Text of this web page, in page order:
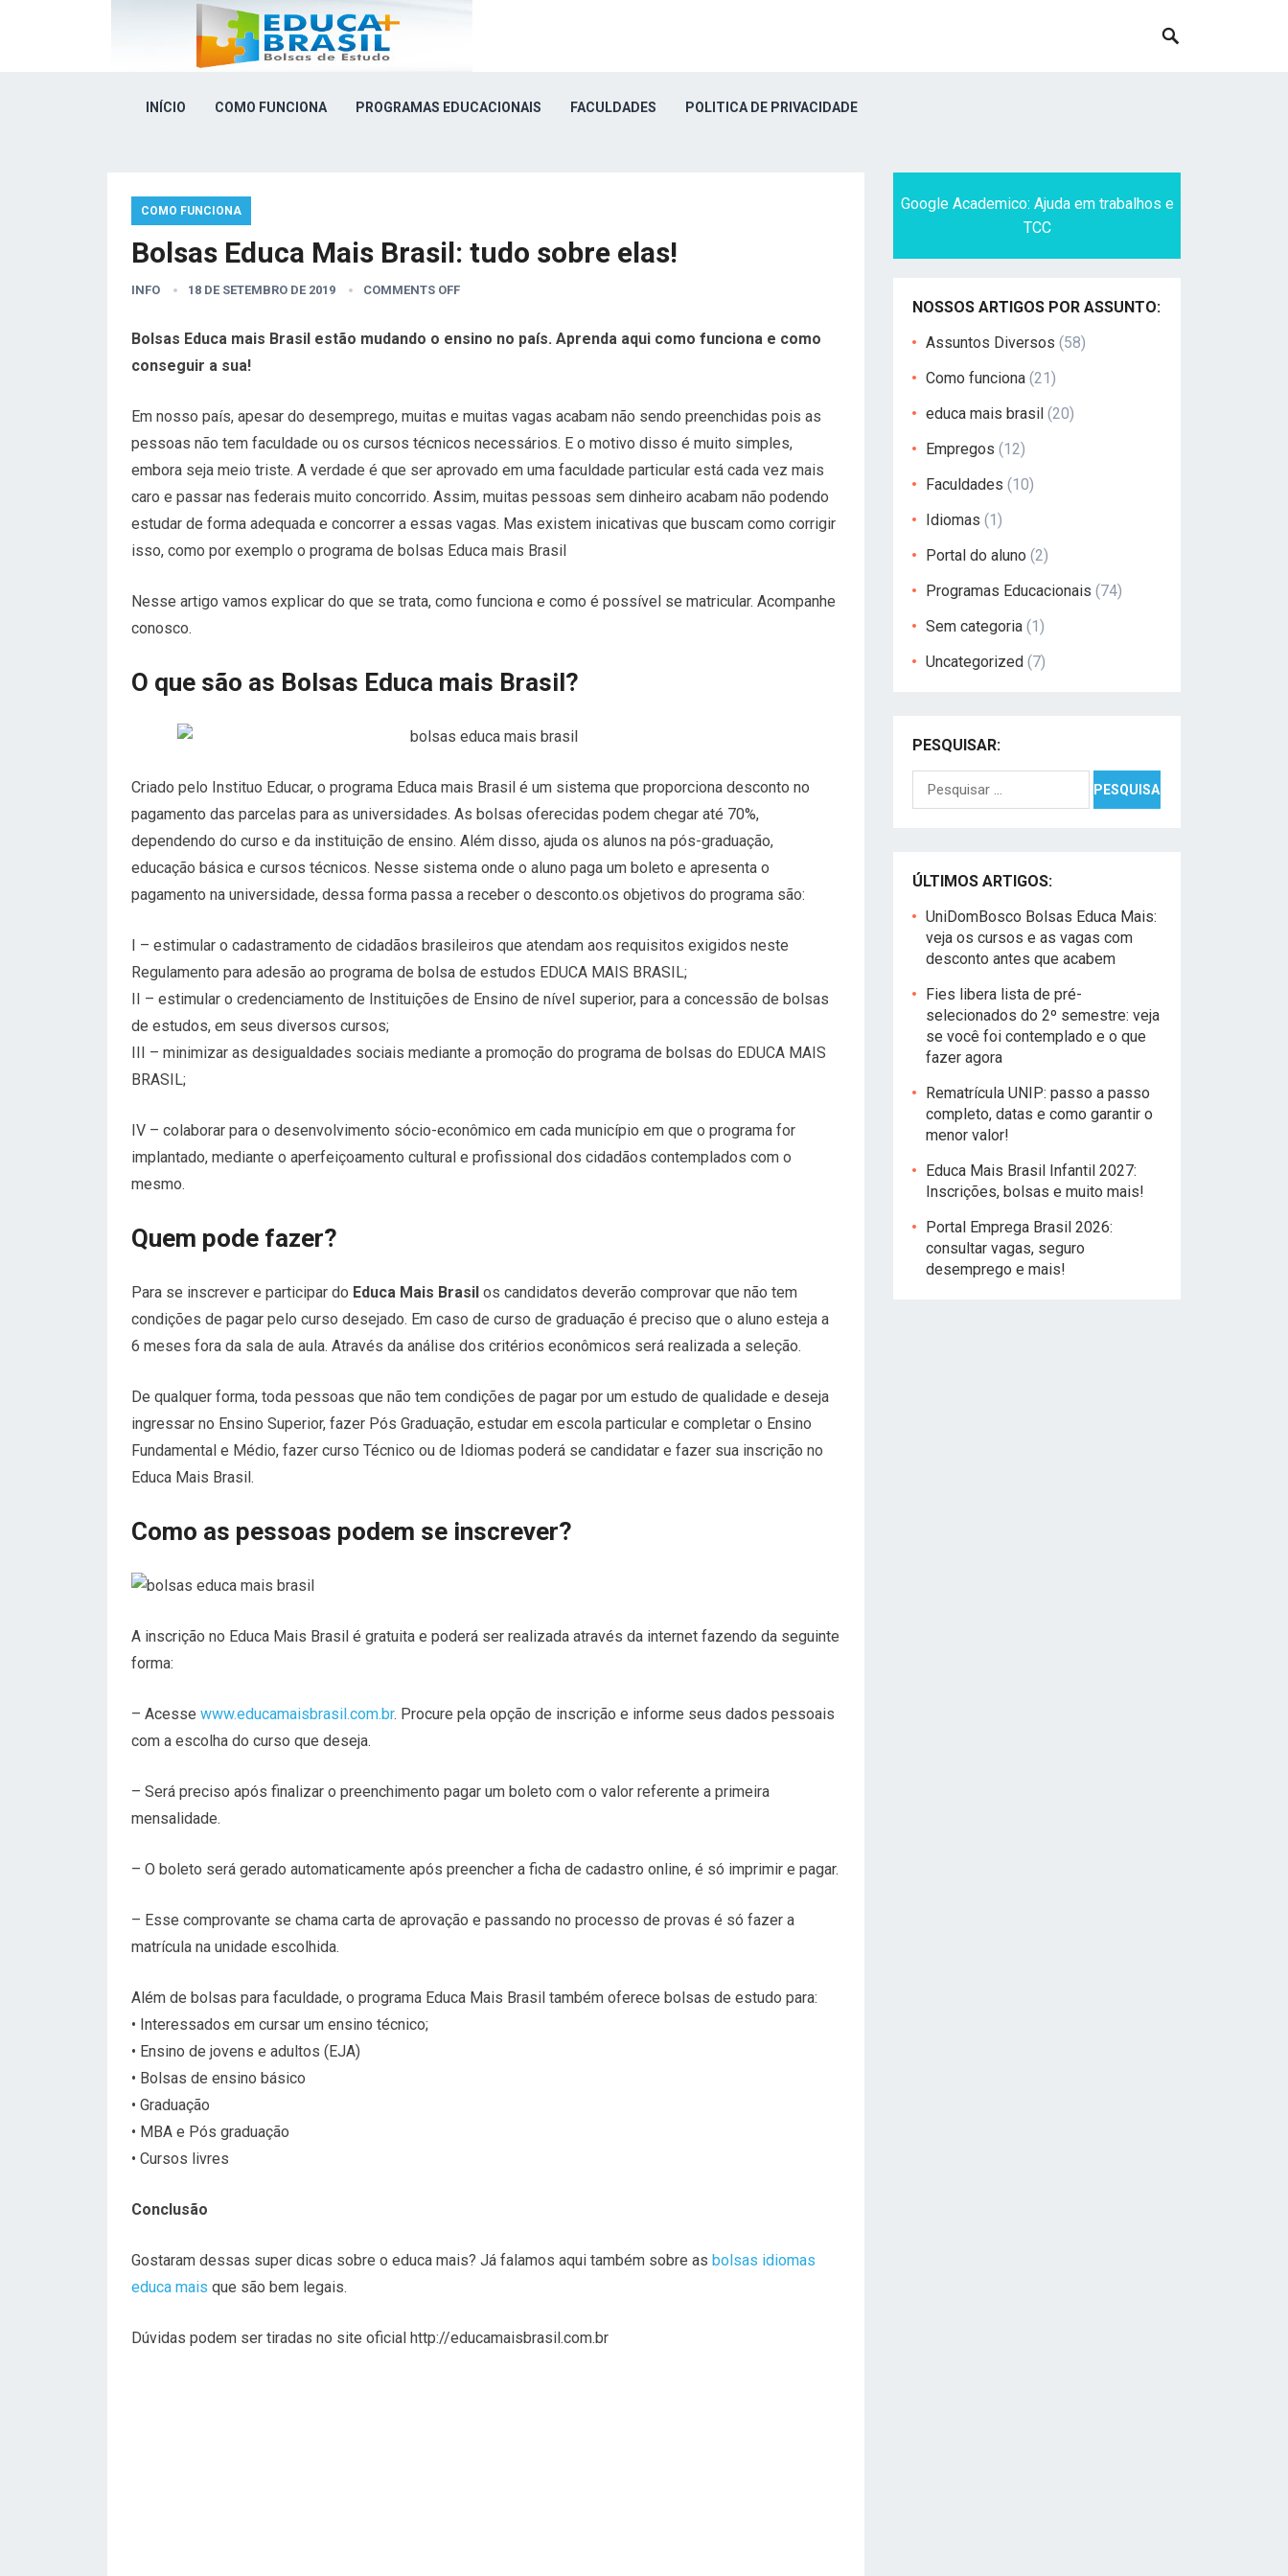
INÍCIO COMO FUNCIONA PROGRAMAS EDUCACIONAIS FACULDADES POLITICA DE PRIVACIDADE
COMO FUNCIONA
Bolsas Educa Mais Brasil: tudo sobre elas!
INFO 18 DE SETEMBRO DE 2019 COMMENTS OFF
Bolsas Educa mais Brasil estão mudando o ensino no país. Aprenda aqui como funciona e como
conseguir a sua!
Em nosso país, apesar do desemprego, muitas e muitas vagas acabam não sendo preenchidas pois as
pessoas não tem faculdade ou os cursos técnicos necessários. E o motivo disso é muito simples,
embora seja meio triste. A verdade é que ser aprovado em uma faculdade particular está cada vez mais
caro e passar nas federais muito concorrido. Assim, muitas pessoas sem dinheiro acabam não podendo
estudar de forma adequada e concorrer a essas vagas. Mas existem inicativas que buscam como corrigir
isso, como por exemplo o programa de bolsas Educa mais Brasil
Nesse artigo vamos explicar do que se trata, como funciona e como é possível se matricular. Acompanhe
conosco.
O que são as Bolsas Educa mais Brasil?
Criado pelo Instituo Educar, o programa Educa mais Brasil é um sistema que proporciona desconto no
pagamento das parcelas para as universidades. As bolsas oferecidas podem chegar até 70%,
dependendo do curso e da instituição de ensino. Além disso, ajuda os alunos na pós-graduação,
educação básica e cursos técnicos. Nesse sistema onde o aluno paga um boleto e apresenta o
pagamento na universidade, dessa forma passa a receber o desconto.os objetivos do programa são:
I – estimular o cadastramento de cidadãos brasileiros que atendam aos requisitos exigidos neste
Regulamento para adesão ao programa de bolsa de estudos EDUCA MAIS BRASIL;
II – estimular o credenciamento de Instituições de Ensino de nível superior, para a concessão de bolsas
de estudos, em seus diversos cursos;
III – minimizar as desigualdades sociais mediante a promoção do programa de bolsas do EDUCA MAIS
BRASIL;
IV – colaborar para o desenvolvimento sócio-econômico em cada município em que o programa for
implantado, mediante o aperfeiçoamento cultural e profissional dos cidadãos contemplados com o
mesmo.
Quem pode fazer?
Para se inscrever e participar do Educa Mais Brasil os candidatos deverão comprovar que não tem
condições de pagar pelo curso desejado. Em caso de curso de graduação é preciso que o aluno esteja a
6 meses fora da sala de aula. Através da análise dos critérios econômicos será realizada a seleção.
De qualquer forma, toda pessoas que não tem condições de pagar por um estudo de qualidade e deseja
ingressar no Ensino Superior, fazer Pós Graduação, estudar em escola particular e completar o Ensino
Fundamental e Médio, fazer curso Técnico ou de Idiomas poderá se candidatar e fazer sua inscrição no
Educa Mais Brasil.
Como as pessoas podem se inscrever?
A inscrição no Educa Mais Brasil é gratuita e poderá ser realizada através da internet fazendo da seguinte
forma:
– Acesse www.educamaisbrasil.com.br. Procure pela opção de inscrição e informe seus dados pessoais
com a escolha do curso que deseja.
– Será preciso após finalizar o preenchimento pagar um boleto com o valor referente a primeira
mensalidade.
– O boleto será gerado automaticamente após preencher a ficha de cadastro online, é só imprimir e pagar.
– Esse comprovante se chama carta de aprovação e passando no processo de provas é só fazer a
matrícula na unidade escolhida.
Além de bolsas para faculdade, o programa Educa Mais Brasil também oferece bolsas de estudo para:
• Interessados em cursar um ensino técnico;
• Ensino de jovens e adultos (EJA)
• Bolsas de ensino básico
• Graduação
• MBA e Pós graduação
• Cursos livres
Conclusão
Gostaram dessas super dicas sobre o educa mais? Já falamos aqui também sobre as bolsas idiomas
educa mais que são bem legais.
Dúvidas podem ser tiradas no site oficial http://educamaisbrasil.com.br
Google Academico: Ajuda em trabalhos e
TCC
NOSSOS ARTIGOS POR ASSUNTO:
Assuntos Diversos (58)
Como funciona (21)
educa mais brasil (20)
Empregos (12)
Faculdades (10)
Idiomas (1)
Portal do aluno (2)
Programas Educacionais (74)
Sem categoria (1)
Uncategorized (7)
PESQUISAR:
Pesquisar
por:
ÚLTIMOS ARTIGOS:
UniDomBosco Bolsas Educa Mais:
veja os cursos e as vagas com
desconto antes que acabem
Fies libera lista de pré-
selecionados do 2º semestre: veja
se você foi contemplado e o que
fazer agora
Rematrícula UNIP: passo a passo
completo, datas e como garantir o
menor valor!
Educa Mais Brasil Infantil 2027:
Inscrições, bolsas e muito mais!
Portal Emprega Brasil 2026:
consultar vagas, seguro
desemprego e mais!